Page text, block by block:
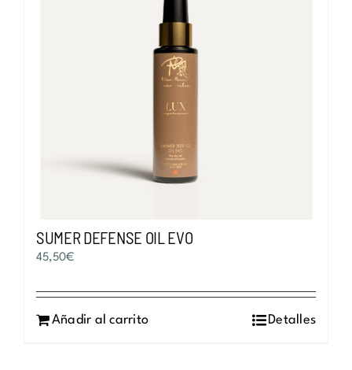
SUMER DEFENSE OIL EVO
45,50€
Añadir al carrito Detalles